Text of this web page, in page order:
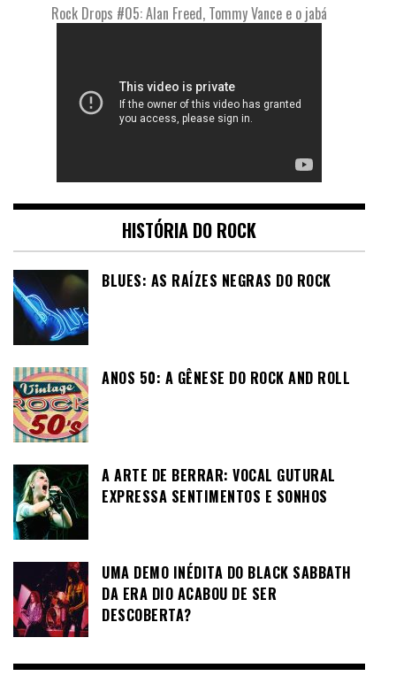
Rock Drops #05: Alan Freed, Tommy Vance e o jabá
HISTÓRIA DO ROCK
BLUES: AS RAÍZES NEGRAS DO ROCK
ANOS 50: A GÊNESE DO ROCK AND ROLL
A ARTE DE BERRAR: VOCAL GUTURAL
EXPRESSA SENTIMENTOS E SONHOS
UMA DEMO INÉDITA DO BLACK SABBATH
DA ERA DIO ACABOU DE SER
DESCOBERTA?